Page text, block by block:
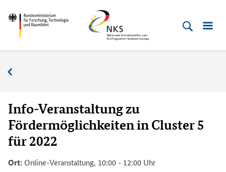
zum
Inhalt
(Eingabetaste)
zum
Hauptmenu
(Eingabetaste)
zur
Suche
(Eingabetaste)
zur
Fußleiste
(Enter)
Bundesministerium
Technologie
Raumfahrt
Horizont
Europa
Info-Veranstaltung zu
Fördermöglichkeiten in Cluster 5
für 2022
Ort: Online-Veranstaltung, 10:00 - 12:00 Uhr